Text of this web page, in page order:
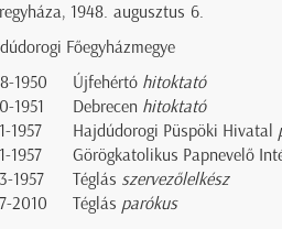
1948. augusztus 6.
Főegyházmegye
1950 Újfehértó hitoktató
1951
Debrecen hitoktató
1957
Hajdúdorogi Püspöki Hivatal
1957
Görögkatolikus Papnevelő
1957
Téglás szervezőlelkész
2010
Téglás parókus